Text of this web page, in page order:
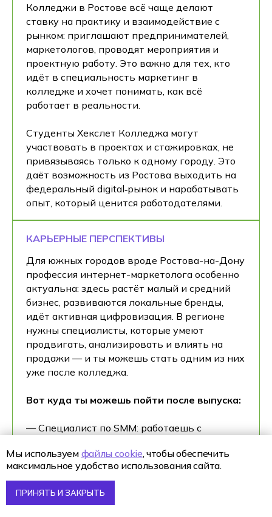
Колледжи в Ростове всё чаще делают
ставку на практику и взаимодействие с
рынком: приглашают предпринимателей,
маркетологов, проводят мероприятия и
проектную работу. Это важно для тех, кто
идёт в специальность маркетинг в
колледже и хочет понимать, как всё
работает в реальности.
Студенты Хекслет Колледжа могут
участвовать в проектах и стажировках, не
привязываясь только к одному городу. Это
даёт возможность из Ростова выходить на
федеральный digital‑рынок и нарабатывать
опыт, который ценится работодателями.
КАРЬЕРНЫЕ ПЕРСПЕКТИВЫ
Для южных городов вроде Ростова-на-Дону
профессия интернет-маркетолога особенно
актуальна: здесь растёт малый и средний
бизнес, развиваются локальные бренды,
идёт активная цифровизация. В регионе
нужны специалисты, которые умеют
продвигать, анализировать и влиять на
продажи — и ты можешь стать одним из них
уже после колледжа.
Вот куда ты можешь пойти после выпуска:
— Специалист по SMM: работаешь с
— Контент-маркетолог: создаёшь тексты,
сценарии, прогреваешь аудиторию.
— Таргетолог: запускаешь рекламу,
работаешь с тестами и бюджетами.
Мы используем файлы cookie, чтобы обеспечить
максимальное удобство использования сайта.
ПРИНЯТЬ И ЗАКРЫТЬ